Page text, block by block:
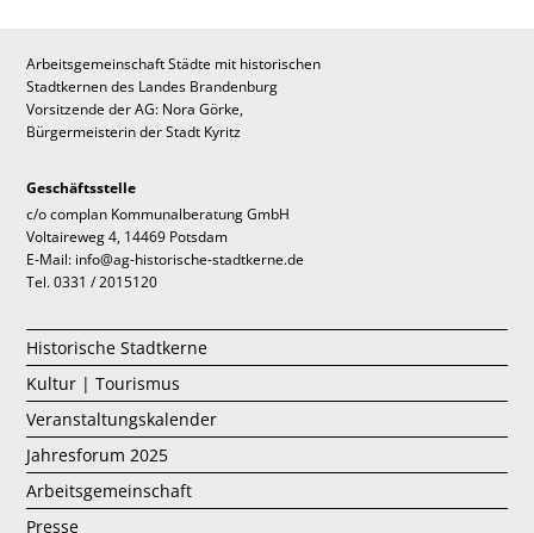
Arbeitsgemeinschaft Städte mit historischen
Stadtkernen des Landes Brandenburg
Vorsitzende der AG: Nora Görke,
Bürgermeisterin der Stadt Kyritz
Geschäftsstelle
c/o complan Kommunalberatung GmbH
Voltaireweg 4, 14469 Potsdam
E-Mail: info@ag-historische-stadtkerne.de
Tel. 0331 / 2015120
Historische Stadtkerne
Kultur | Tourismus
Veranstaltungskalender
Jahresforum 2025
Arbeitsgemeinschaft
Presse